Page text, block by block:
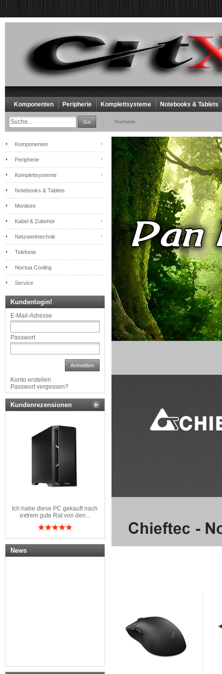
Komponenten Peripherie Komplettsysteme Notebooks & Tablets
Go Startseite
Komponenten
Peripherie
Komplettsysteme
Notebooks & Tablets
Monitore
Kabel & Zubehör
Netzwerktechnik
Telefonie
Noctua Cooling
Service
Kundenlogin!
E-Mail-Adresse
Passwort
Anmelden
Konto erstellen
Passwort vergessen?
Kundenrezensionen
Ich habe diese PC gekauft nach
extrem gute Rat von den...
News